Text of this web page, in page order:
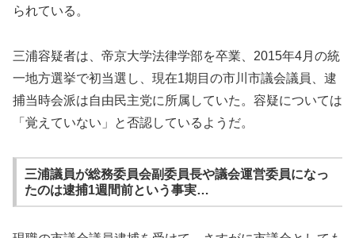
られている。
三浦容疑者は、帝京大学法律学部を卒業、2015年4月の統
一地方選挙で初当選し、現在1期目の市川市議会議員、逮
捕当時会派は自由民主党に所属していた。容疑については
「覚えていない」と否認しているようだ。
三浦議員が総務委員会副委員長や議会運営委員になっ
たのは逮捕1週間前という事実…